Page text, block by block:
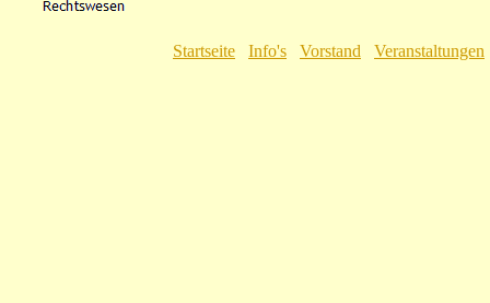
Startseite Info's Vorstand Veranstaltungen